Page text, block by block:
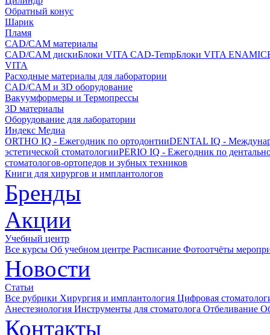
Обратный конус
Шарик
Пламя
CAD/CAM материалы
CAD/CAM дискиБлоки VITA CAD-TempБлоки VITA ENAMIC
VITA
Расходные материалы для лаборатории
CAD/CAM и 3D оборудование
Вакуумформеры и Термопрессы
3D материалы
Оборудование для лаборатории
Индекс Медиа
ORTHO IQ - Ежегодник по ортодонтииDENTAL IQ -
эстетической стоматологииPERIO IQ - Ежегодник по
стоматологов-ортопедов и зубных техников
Книги для хирургов и имплантологов
Бренды
Акции
Учебный центр
Все курсы Об учебном центре Расписание Фотоотчёты
Новости
Статьи
Все рубрики Хирургия и имплантология Цифровая
Анестезиология Инструменты для стоматолога Отбеливание
Контакты